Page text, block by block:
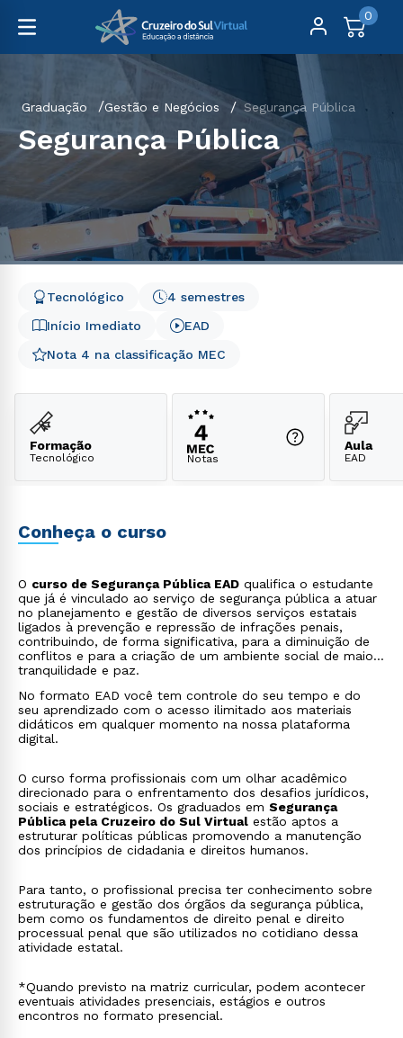
0
Graduação Gestão e Negócios Segurança Pública
Segurança Pública
Início Imediato
Nota 4 na classificação MEC
4 semestres
Tecnológico
EAD
Formação
Tecnológico Notas
Aula
EAD
Conheça o curso
O curso de Segurança Pública EAD qualifica o estudante
que já é vinculado ao serviço de segurança pública a atuar
no planejamento e gestão de diversos serviços estatais
ligados à prevenção e repressão de infrações penais,
contribuindo, de forma significativa, para a diminuição de
conflitos e para a criação de um ambiente social de maior
tranquilidade e paz.
No formato EAD você tem controle do seu tempo e do
seu aprendizado com o acesso ilimitado aos materiais
didáticos em qualquer momento na nossa plataforma
digital.
O curso forma profissionais com um olhar acadêmico
direcionado para o enfrentamento dos desafios jurídicos,
sociais e estratégicos. Os graduados em Segurança
Pública pela Cruzeiro do Sul Virtual estão aptos a
estruturar políticas públicas promovendo a manutenção
dos princípios de cidadania e direitos humanos.
Para tanto, o profissional precisa ter conhecimento sobre
estruturação e gestão dos órgãos da segurança pública,
bem como os fundamentos de direito penal e direito
processual penal que são utilizados no cotidiano dessa
atividade estatal.
*Quando previsto na matriz curricular, podem acontecer
eventuais atividades presenciais, estágios e outros
encontros no formato presencial.